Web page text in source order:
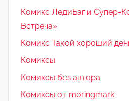
Комикс ЛедиБаг и Супер-
Встреча»
Комикс Такой хороший
Комиксы
Комиксы без автора
Комиксы от moringmark